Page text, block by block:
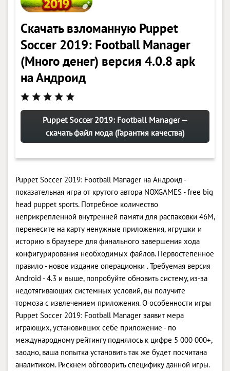
Скачать взломанную Puppet
Soccer 2019: Football Manager
(Много денег) версия 4.0.8 apk
на Андроид
Puppet Soccer 2019: Football Manager —
скачать файл мода (Гарантия качества)
Puppet Soccer 2019: Football Manager на Андроид -
показательная игра от крутого автора NOXGAMES - free big
head puppet sports. Потребное количество
неприкрепленной внутренней памяти для распаковки 46M,
перенесите на карту ненужные приложения, игрушки и
историю в браузере для финального завершения хода
конфигурирования необходимых файлов. Первостепенное
правило - новое издание операционки . Требуемая версия
Android - 4.3 и выше, попробуйте обновить систему, из-за
недотягивающих системных условий, вы получите
тормоза с извлечением приложения. О особенности игры
Puppet Soccer 2019: Football Manager заявит мера
играющих, установивших себе приложение - по
международному рейтингу поднялось к цифре 5 000 000+,
заодно, ваша попытка установить так же будет посчитана
аналитиком. Рискнем обговорить специфику данной игры.